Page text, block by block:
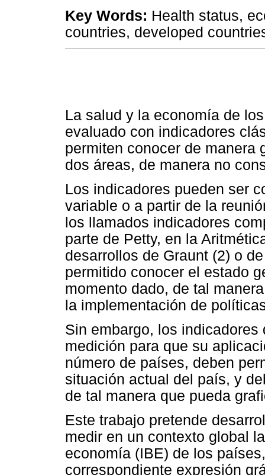
Key Words: Health status,
countries, developed
La salud y la economía de
evaluado con indicadores
permiten conocer de manera
dos áreas, de manera no
Los indicadores pueden ser
variable o a partir de la
los llamados indicadores
parte de Petty, en la
desarrollos de Graunt (2) o
permitido conocer el estado
momento dado, de tal
la implementación de
Sin embargo, los
medición para que su
número de países, deben
situación actual del país, y
de tal manera que pueda
Este trabajo pretende
medir en un contexto global
economía (IBE) de los
correspondiente expresión